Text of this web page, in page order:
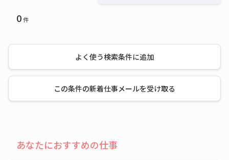
0件
よく使う検索条件に追加
この条件の新着仕事メールを受け取る
あなたにおすすめの仕事